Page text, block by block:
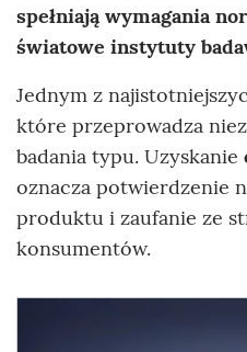
spełniają wymagania
światowe instytuty
Jednym z
które przeprowadza
badania typu. Uzyskanie
oznacza potwierdzenie
produktu i zaufanie ze
konsumentów.